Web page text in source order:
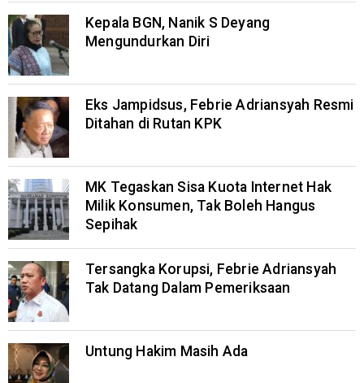
Kepala BGN, Nanik S Deyang
Mengundurkan Diri
Eks Jampidsus, Febrie Adriansyah Resmi
Ditahan di Rutan KPK
MK Tegaskan Sisa Kuota Internet Hak
Milik Konsumen, Tak Boleh Hangus
Sepihak
Tersangka Korupsi, Febrie Adriansyah
Tak Datang Dalam Pemeriksaan
Untung Hakim Masih Ada